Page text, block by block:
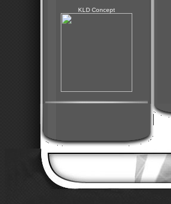
KLD Concept